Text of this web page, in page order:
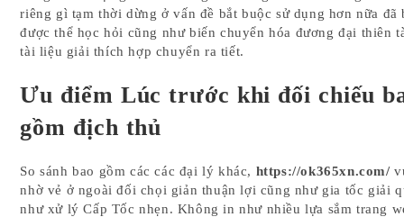
riêng gì tạm thời dừng ở vấn đề bắt buộc sử dụng hơn nữa đã
được thể học hỏi cũng như biến chuyển hóa đương đại thiên
tài liệu giải thích hợp chuyển ra tiết.
Ưu điểm Lúc trước khi đối chiếu
gồm địch thủ
So sánh bao gồm các các đại lý khác, https://ok365xn.com/
nhờ vẻ ở ngoài đối chọi giản thuận lợi cũng như gia tốc giải
như xử lý Cấp Tốc nhẹn. Không in như nhiều lựa sắm trang